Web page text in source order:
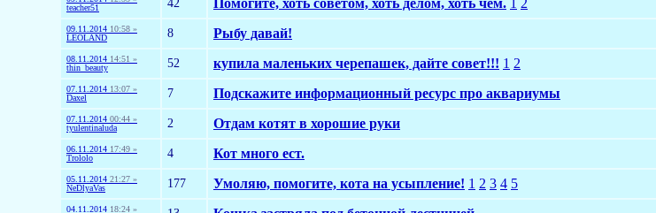
teacher51
09.11.2014 10:58 »
LEOLAND
8 Рыбу давай!
08.11.2014 14:51 »
thin_beauty
52 купила маленьких черепашек, дайте совет!!! 1 2
07.11.2014 13:07 »
Daxel
7 Подскажите информационный ресурс про аквариумы
07.11.2014 00:44 »
tyulentinaluda
2 Отдам котят в хорошие руки
06.11.2014 17:49 »
Trololo
4 Кот много ест.
05.11.2014 21:27 »
NeDlyaVas
177 Умоляю, помогите, кота на усыпление! 1 2 3 4 5
04.11.2014 18:24 »